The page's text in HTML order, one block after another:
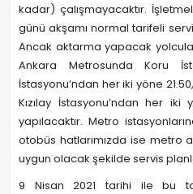
kadar) çalışmayacaktır.
günü akşamı normal tarifeli
Ancak aktarma yapacak
Ankara Metrosunda Koru
İstasyonu’ndan her iki yöne
Kızılay İstasyonu’ndan her
yapılacaktır. Metro
otobüs hatlarımızda ise metro
uygun olacak şekilde servis
9 Nisan 2021 tarihi ile bu